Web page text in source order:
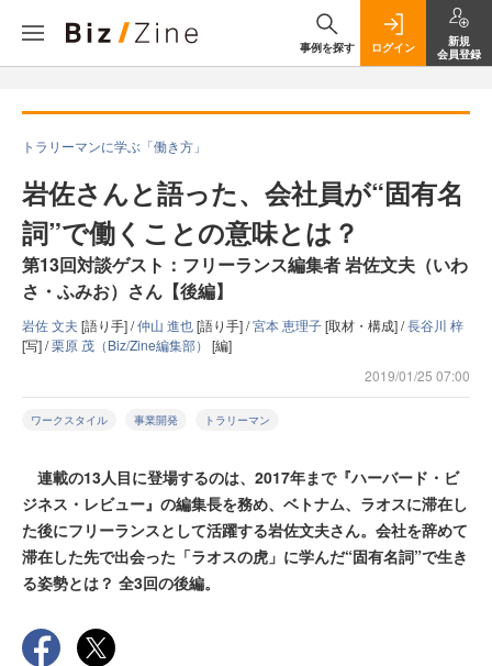
事例を探す ログイン
新規
会員登録
トラリーマンに学ぶ「働き方」
岩佐さんと語った、会社員が“固有名
詞”で働くことの意味とは？
第13回対談ゲスト：フリーランス編集者 岩佐文夫（いわ
さ・ふみお）さん【後編】
岩佐 文夫 [語り手] /仲山 進也[語り手] /宮本 恵理子[取材・構成] /長谷川 梓
[写] /栗原 茂（Biz/Zine編集部） [編]
2019/01/25 07:00
ワークスタイル 事業開発 トラリーマン
連載の13人目に登場するのは、2017年まで『ハーバード・ビ
ジネス・レビュー』の編集長を務め、ベトナム、ラオスに滞在し
た後にフリーランスとして活躍する岩佐文夫さん。会社を辞めて
滞在した先で出会った「ラオスの虎」に学んだ“固有名詞”で生き
る姿勢とは？ 全3回の後編。